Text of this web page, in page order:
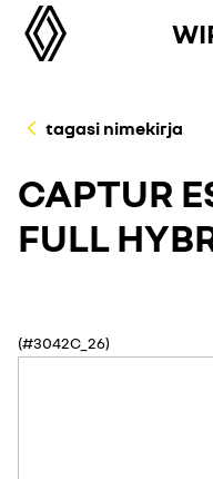
tagasi nimekirja
CAPTUR
FULL
(#3042C_26)